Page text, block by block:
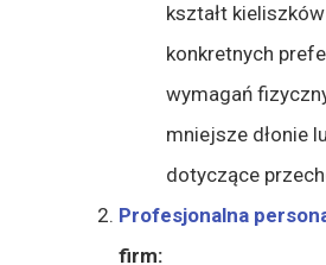
kształt
konkretnych
wymagań
mniejsze dłonie
dotyczące
Profesjonalna
firm: